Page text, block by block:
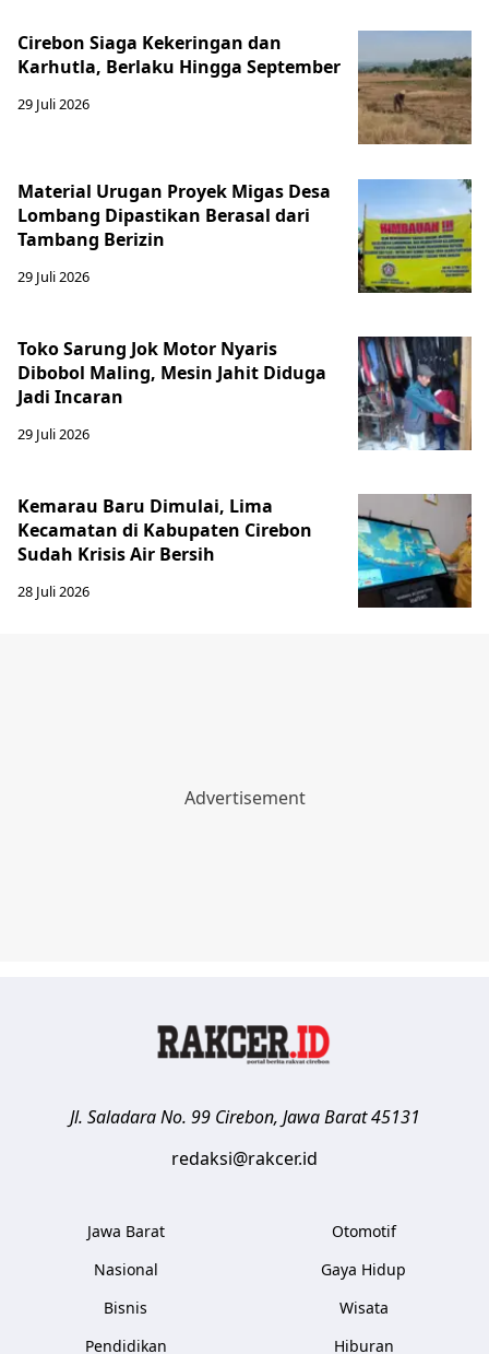
Cirebon Siaga Kekeringan dan
Karhutla, Berlaku Hingga September
29 Juli 2026
Material Urugan Proyek Migas Desa
Lombang Dipastikan Berasal dari
Tambang Berizin
29 Juli 2026
Toko Sarung Jok Motor Nyaris
Dibobol Maling, Mesin Jahit Diduga
Jadi Incaran
29 Juli 2026
Kemarau Baru Dimulai, Lima
Kecamatan di Kabupaten Cirebon
Sudah Krisis Air Bersih
28 Juli 2026
Jl. Saladara No. 99 Cirebon, Jawa Barat 45131
redaksi@rakcer.id
Jawa Barat
Nasional
Bisnis
Pendidikan
Otomotif
Gaya Hidup
Wisata
Hiburan